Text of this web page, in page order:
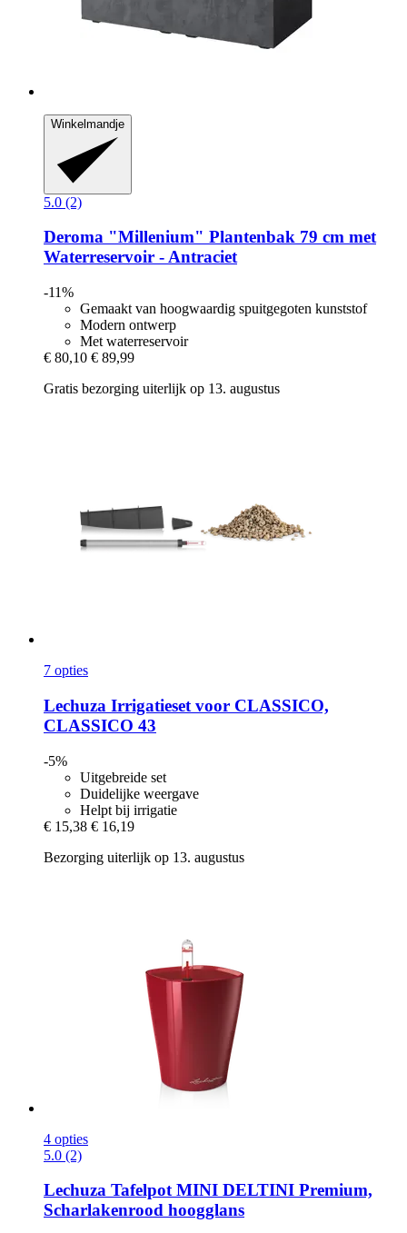
Winkelmandje
5.0 (2)
Deroma "Millenium" Plantenbak 79 cm met
Waterreservoir -​ Antraciet
-11%
Gemaakt van hoogwaardig spuitgegoten kunststof
Modern ontwerp
Met waterreservoir
€ 80,10 € 89,99
Gratis bezorging uiterlijk op 13. augustus
7 opties
Lechuza Irrigatieset voor CLASSICO,
CLASSICO 43
-5%
Uitgebreide set
Duidelijke weergave
Helpt bij irrigatie
€ 15,38 € 16,19
Bezorging uiterlijk op 13. augustus
4 opties
5.0 (2)
Lechuza Tafelpot MINI DELTINI Premium,
Scharlakenrood hoogglans